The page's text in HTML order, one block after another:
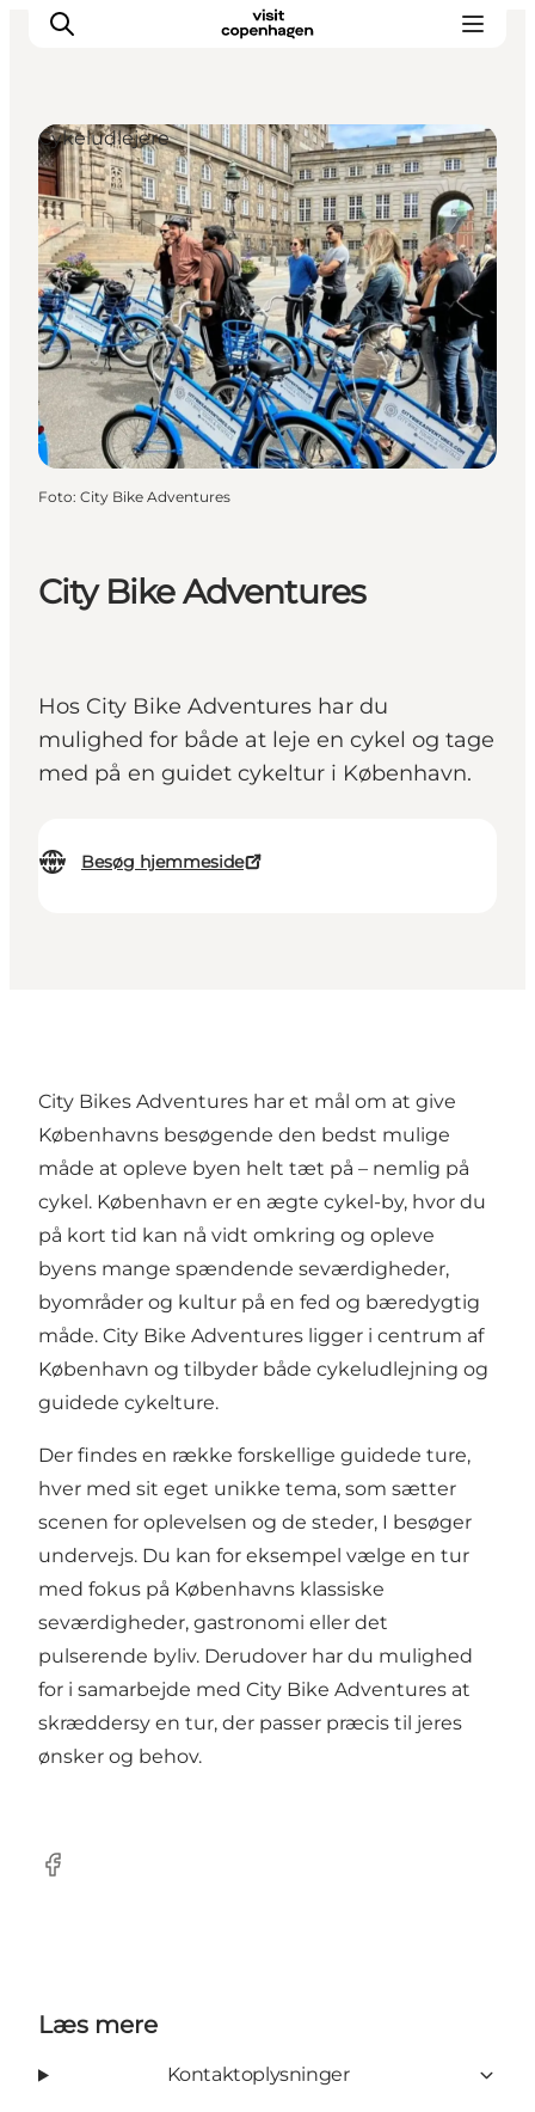
This is Copenhagen
Aktiviteter
Spis & drik
Områder
Planlæg din tur
CopenPay
Copenhagen Card
City Bike Adventures
Hos City Bike Adventures har du
mulighed for både at leje en cykel og tage
med på en guidet cykeltur i København.
Besøg hjemmeside
Cykeludlejere
Foto: City Bike Adventures
City Bikes Adventures har et mål om at give
Københavns besøgende den bedst mulige
måde at opleve byen helt tæt på – nemlig på
cykel. København er en ægte cykel-by, hvor du
på kort tid kan nå vidt omkring og opleve
byens mange spændende seværdigheder,
byområder og kultur på en fed og bæredygtig
måde. City Bike Adventures ligger i centrum af
København og tilbyder både cykeludlejning og
guidede cykelture.
Der findes en række forskellige guidede ture,
hver med sit eget unikke tema, som sætter
scenen for oplevelsen og de steder, I besøger
undervejs. Du kan for eksempel vælge en tur
med fokus på Københavns klassiske
seværdigheder, gastronomi eller det
pulserende byliv. Derudover har du mulighed
for i samarbejde med City Bike Adventures at
skræddersy en tur, der passer præcis til jeres
ønsker og behov.
Facebook
Læs mere
Kontaktoplysninger